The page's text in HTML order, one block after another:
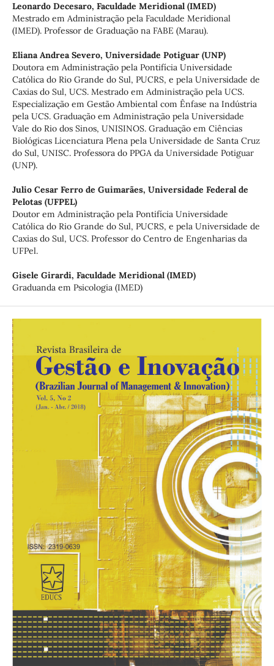
Leonardo Decesaro, Faculdade Meridional (IMED)
Mestrado em Administração pela Faculdade Meridional
(IMED). Professor de Graduação na FABE (Marau).
Eliana Andrea Severo, Universidade Potiguar (UNP)
Doutora em Administração pela Pontifícia Universidade
Católica do Rio Grande do Sul, PUCRS, e pela Universidade de
Caxias do Sul, UCS. Mestrado em Administração pela UCS.
Especialização em Gestão Ambiental com Ênfase na Indústria
pela UCS. Graduação em Administração pela Universidade
Vale do Rio dos Sinos, UNISINOS. Graduação em Ciências
Biológicas Licenciatura Plena pela Universidade de Santa Cruz
do Sul, UNISC. Professora do PPGA da Universidade Potiguar
(UNP).
Julio Cesar Ferro de Guimarães, Universidade Federal de
Pelotas (UFPEL)
Doutor em Administração pela Pontifícia Universidade
Católica do Rio Grande do Sul, PUCRS, e pela Universidade de
Caxias do Sul, UCS. Professor do Centro de Engenharias da
UFPel.
Gisele Girardi, Faculdade Meridional (IMED)
Graduanda em Psicologia (IMED)